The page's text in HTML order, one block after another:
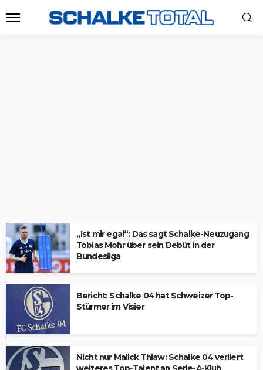
„Ist mir egal“: Das sagt Schalke-Neuzugang
Tobias Mohr über sein Debüt in der
Bundesliga
Bericht: Schalke 04 hat Schweizer Top-
Stürmer im Visier
Nicht nur Malick Thiaw: Schalke 04 verliert